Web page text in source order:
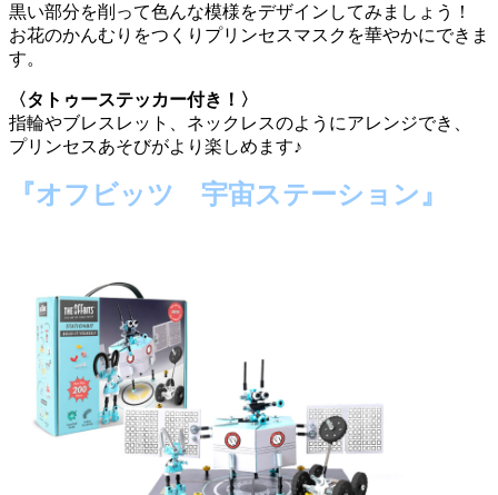
黒い部分を削って色んな模様をデザインしてみましょう！
お花のかんむりをつくりプリンセスマスクを華やかにできま
す。
〈タトゥーステッカー付き！〉
指輪やブレスレット、ネックレスのようにアレンジでき、
プリンセスあそびがより楽しめます♪
『オフビッツ 宇宙ステーション』